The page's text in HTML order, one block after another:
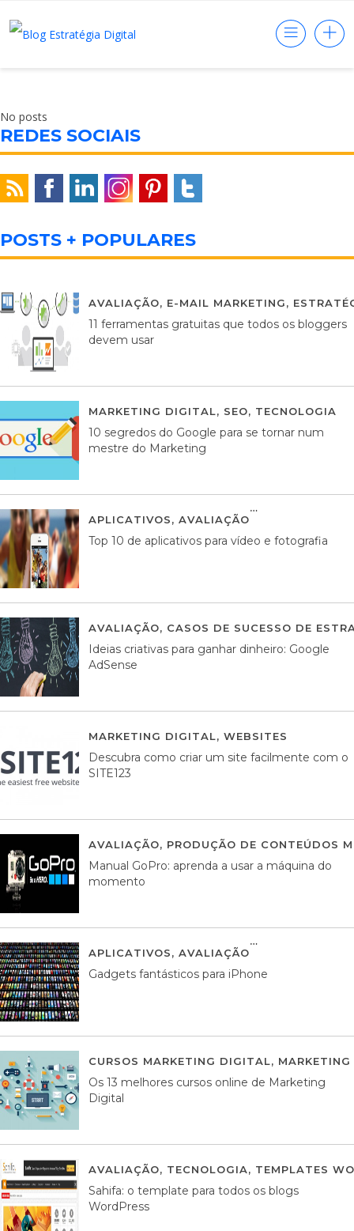
No posts
REDES SOCIAIS
POSTS + POPULARES
AVALIAÇÃO, E-MAIL MARKETING,
11 ferramentas gratuitas que todos os bloggers
devem usar
MARKETING DIGITAL, SEO, TECNOLOGIA
10 segredos do Google para se tornar num
mestre do Marketing
APLICATIVOS, AVALIAÇÃO
Top 10 de aplicativos para vídeo e fotografia
AVALIAÇÃO, CASOS DE SUCESSO DE
Ideias criativas para ganhar dinheiro: Google
AdSense
MARKETING DIGITAL, WEBSITES
Descubra como criar um site facilmente com o
SITE123
AVALIAÇÃO, PRODUÇÃO DE CONTEÚDOS
Manual GoPro: aprenda a usar a máquina do
momento
APLICATIVOS, AVALIAÇÃO
Gadgets fantásticos para iPhone
CURSOS MARKETING DIGITAL,
Os 13 melhores cursos online de Marketing
Digital
AVALIAÇÃO, TECNOLOGIA, TEMPLATES
Sahifa: o template para todos os blogs
WordPress